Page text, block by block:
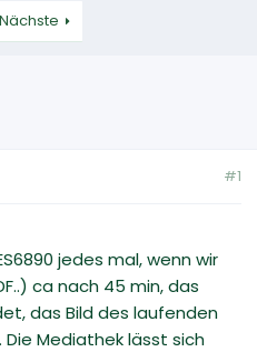
Nächste
#1
jedes mal, wenn wir
ca nach 45 min, das
das Bild des laufenden
Mediathek lässt sich